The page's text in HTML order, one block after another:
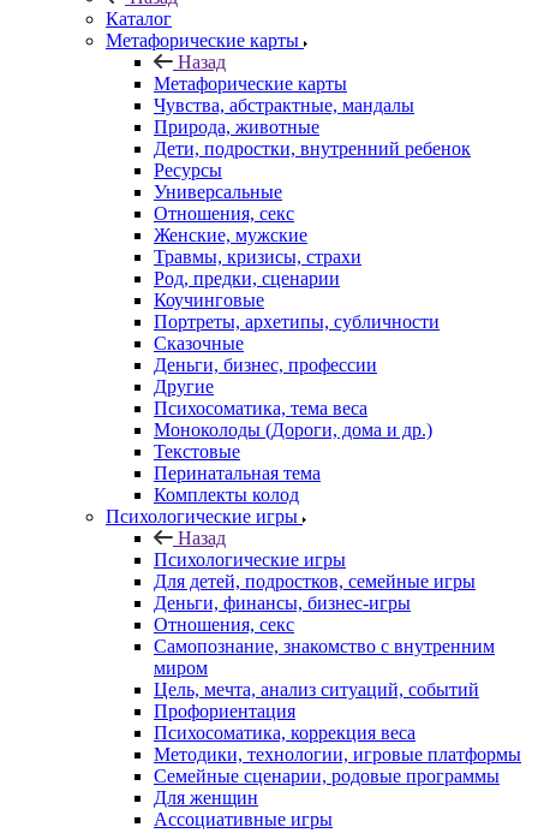
Каталог
Mетафорические карты
Назад
Mетафорические карты
Чувства, абстрактные, мандалы
Природа, животные
Дети, подростки, внутренний ребенок
Ресурсы
Универсальные
Отношения, секс
Женские, мужские
Травмы, кризисы, страхи
Род, предки, сценарии
Коучинговые
Портреты, архетипы, субличности
Сказочные
Деньги, бизнес, профессии
Другие
Психосоматика, тема веса
Моноколоды (Дороги, дома и др.)
Текстовые
Перинатальная тема
Комплекты колод
Психологические игры
Назад
Психологические игры
Для детей, подростков, семейные игры
Деньги, финансы, бизнес-игры
Отношения, секс
Самопознание, знакомство с внутренним
миром
Цель, мечта, анализ ситуаций, событий
Профориентация
Психосоматика, коррекция веса
Методики, технологии, игровые платформы
Семейные сценарии, родовые программы
Для женщин
Ассоциативные игры